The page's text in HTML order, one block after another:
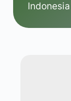
Indonesia